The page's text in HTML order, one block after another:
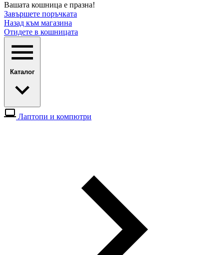
Вашата кошница е празна!
Завършете поръчката
Назад към магазина
Отидете в кошницата
Каталог
Лаптопи и компютри